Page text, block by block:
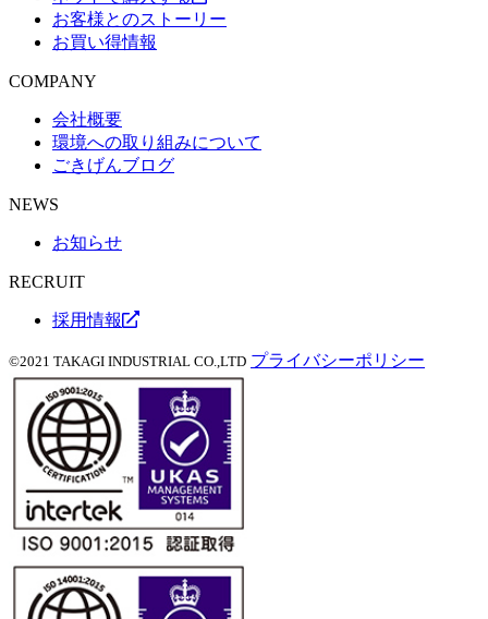
お客様とのストーリー
お買い得情報
COMPANY
会社概要
環境への取り組みについて
ごきげんブログ
NEWS
お知らせ
RECRUIT
採用情報
©2021 TAKAGI INDUSTRIAL CO.,LTD プライバシーポリシー